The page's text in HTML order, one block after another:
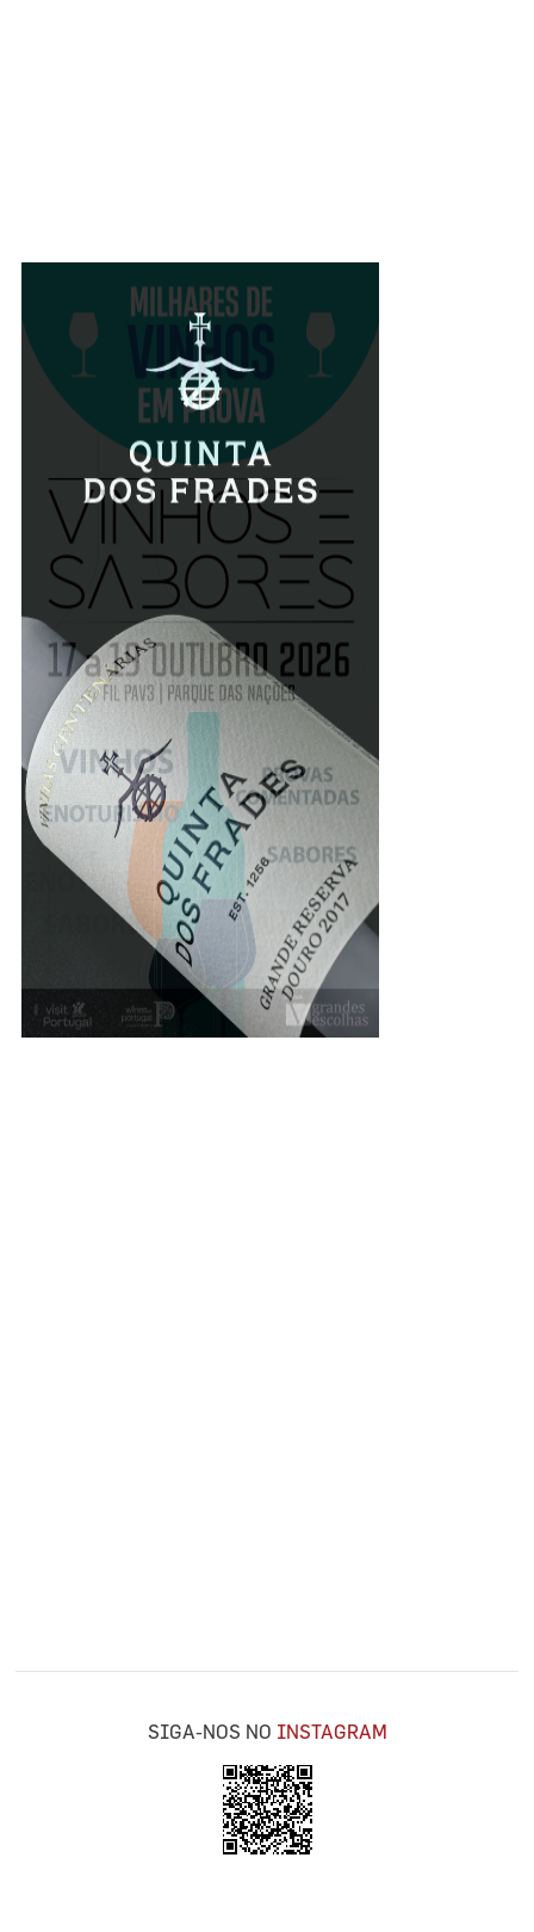
SIGA-NOS NO INSTAGRAM